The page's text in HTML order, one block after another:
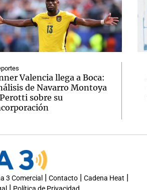
Valencia llega a Boca:
de Navarro Montoya
sobre su
3 Comercial | Contacto | Cadena Heat |
|